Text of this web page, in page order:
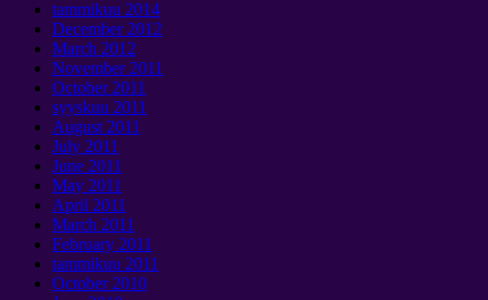
tammikuu 2014
December2012
March 2012
November2011
October2011
syyskuu 2011
August 2011
July 2011
June 2011
May 2011
April 2011
March 2011
February 2011
tammikuu 2011
October2010